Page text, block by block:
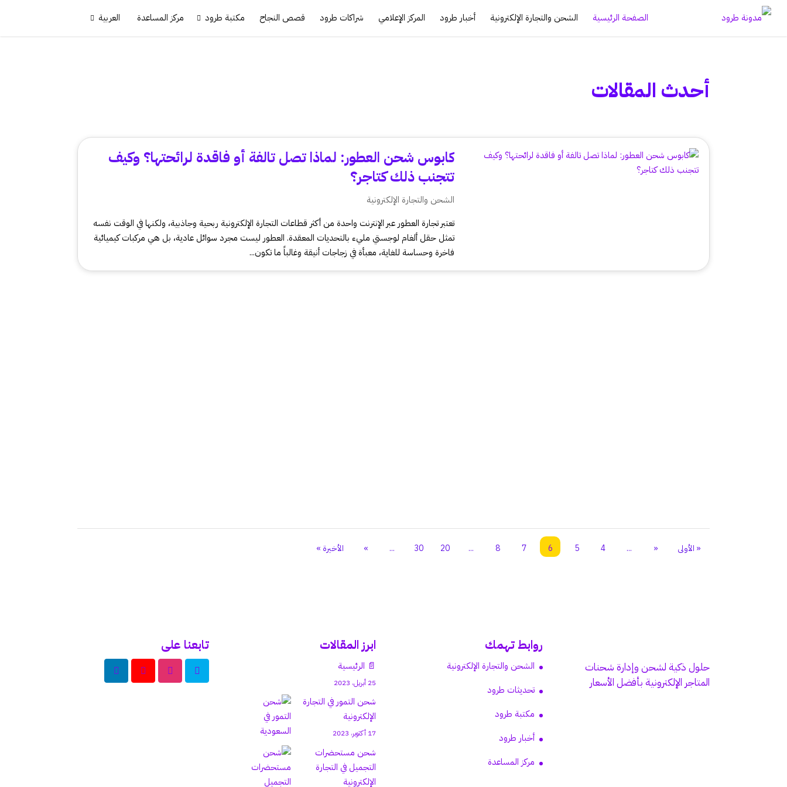
الصفحة الرئيسية الشحن والتجارة الإلكترونية أخبار طرود المركز الإعلامي شراكات طرود قصص النجاح مكتبة طرود مركز المساعدة العربية
أحدث المقالات
كابوس شحن العطور: لماذا تصل تالفة أو فاقدة لرائحتها؟ وكيف
تتجنب ذلك كتاجر؟
الشحن والتجارة الإلكترونية
تعتبر تجارة العطور عبر الإنترنت واحدة من أكثر قطاعات التجارة الإلكترونية ربحية وجاذبية، ولكنها في الوقت نفسه
تمثل حقل ألغام لوجستي مليء بالتحديات المعقدة. العطور ليست مجرد سوائل عادية، بل هي مركبات كيميائية
فاخرة وحساسة للغاية، معبأة في زجاجات أنيقة وغالباً ما تكون...
« الأولى «
...
4
5
6
7
8
...
20
30
...
» الأخيرة »
حلول ذكية لشحن وإدارة شحنات
المتاجر الإلكترونية بأفضل الأسعار
روابط تهمك
الشحن والتجارة الإلكترونية
تحديثات طرود
مكتبة طرود
أخبار طرود
مركز المساعدة
ابرز المقالات
📄 الرئيسية
25 أبريل، 2023
شحن التمور في التجارة
الإلكترونية
17 أكتوبر، 2023
شحن مستحضرات
التجميل في التجارة
الإلكترونية
تابعنا على